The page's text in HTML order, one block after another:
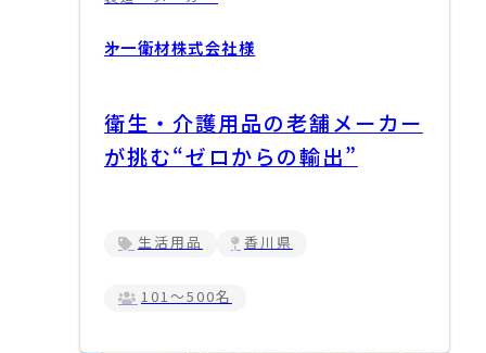
㐧一衛材株式会社様
衛生・介護用品の老舗メーカー
が挑む“ゼロからの輸出”
生活用品 香川県
101～500名